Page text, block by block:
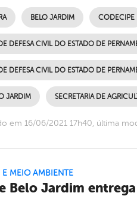
BELO JARDIM CODECIPE
DEFESA CIVIL DO ESTADO DE
DEFESA CIVIL DO ESTADO DE
JARDIM SECRETARIA DE
em 16/06/2021 17h40, última
E MEIO AMBIENTE
Belo Jardim